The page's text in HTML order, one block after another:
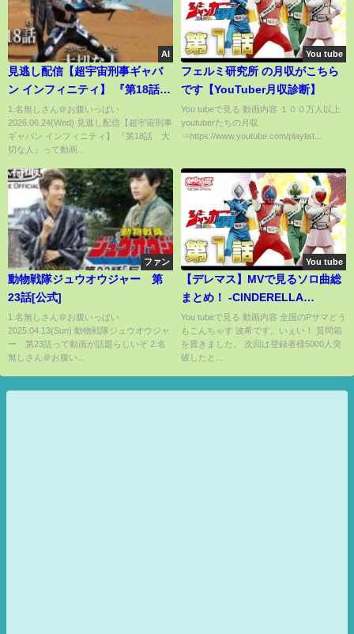
AI
見逃し配信【超宇宙刑事ギャバ
ン インフィニティ】 『第18話
大切な人』[公式]
1:名無しさん＠お腹いっぱい
2026.06.24(Wed) 見逃し配信【超宇宙刑事
ギャバン インフィニティ】 『第18話 大
切な人』って動画...
You tube
フェルミ研究所 の月収がこちら
です【YouTuber月収診断】
You tubeで見る 動画内容 １００万人以上
youtuberたちの月収
⇒https://www.youtube.com/playlist...
ファン
動物戦隊ジュウオウジャー 第
23話[公式]
1:名無しさん＠お腹いっぱい
2025.04.13(Sun) 動物戦隊ジュウオウジャ
ー 第23話って動画が話題らしいぞ 2:名
無しさん＠お腹い...
You tube
【デレマス】MVで見るソロ曲総
まとめ！ -CINDERELLA
MASTER編-
You tubeで見る 動画内容 全国のPサマどう
もこんちゃす 波希です。いぇい！ 質問箱
を置きました。 次回は登録者様5000人突
破したと...